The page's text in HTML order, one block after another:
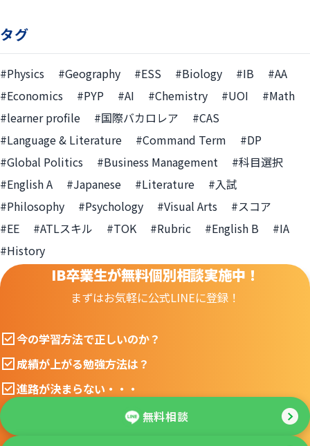
タグ
#Physics #Geography #ESS #Biology #IB
#AA
#Economics
#PYP #AI #Chemistry #UOI
#Math
#learner profile
#国際バカロレア
#CAS
#Language & Literature
#Command Term
#DP
#Global Politics
#Business Management
#科目選択
#English A
#Japanese #Literature
#入試
#Philosophy
#Psychology #Visual Arts
#スコア
#EE
#ATLスキル #TOK #Rubric #English B
#IA
#History
IB卒業生が無料個別相談実施中！
まずはお気軽に公式LINEに登録！
今の学習方法で正しいのか？
成績が上がる勉強方法は？
進路が決まらない・・・
無料相談